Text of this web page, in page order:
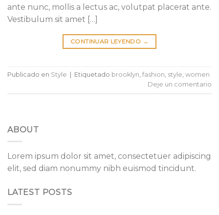
ante nunc, mollis a lectus ac, volutpat placerat ante.
Vestibulum sit amet […]
CONTINUAR LEYENDO →
Publicado en Style Etiquetado brooklyn, fashion, style, women
Deje un comentario
ABOUT
Lorem ipsum dolor sit amet, consectetuer adipiscing
elit, sed diam nonummy nibh euismod tincidunt.
LATEST POSTS